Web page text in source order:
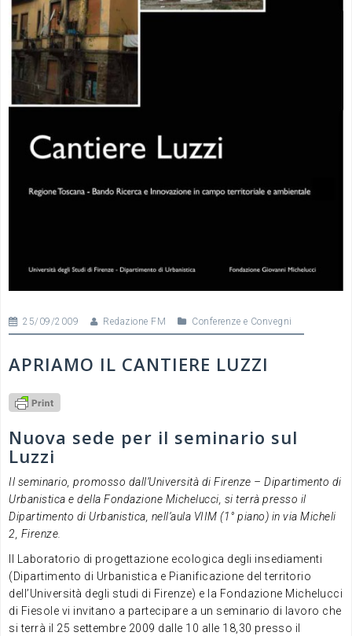
25/09/2009 Redazione FM Conferenze e Convegni
APRIAMO IL CANTIERE LUZZI
Nuova sede per il seminario sul
Luzzi
Il seminario, promosso dall’Università di Firenze – Dipartimento di
Urbanistica e della Fondazione Michelucci, si terrà presso il
Dipartimento di Urbanistica, nell’aula VIIM (1° piano) in via Micheli
2, Firenze.
Il Laboratorio di progettazione ecologica degli insediamenti
(Dipartimento di Urbanistica e Pianificazione del territorio
dell’Università degli studi di Firenze) e la Fondazione Michelucci
di Fiesole vi invitano a partecipare a un seminario di lavoro che
si terrà il 25 settembre 2009 dalle 10 alle 18,30 presso il